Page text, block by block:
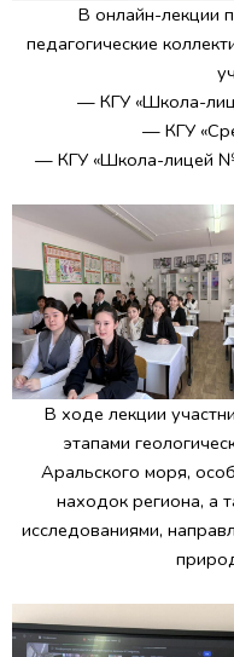
В онлайн-лекции
педагогические
— КГУ «Школа-
— КГУ
— КГУ «Школа-лицей
В ходе лекции
этапами
Аральского моря,
находок региона, а
исследованиями,